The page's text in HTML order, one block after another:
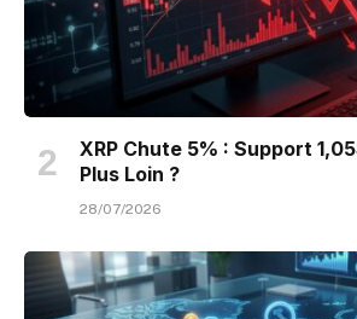
XRP Chute 5% : Support
Plus Loin ?
28/07/2026